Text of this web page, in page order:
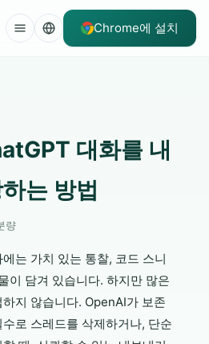
Chrome에 설치
대화를 내
는 방법
량
는 가치 있는 통찰, 코드 스니
이 담겨 있습니다. 하지만 많은
지 않습니다. OpenAI가 보존
로 스레드를 삭제하거나, 단순